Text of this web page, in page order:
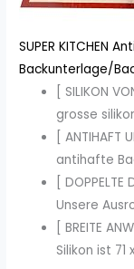
SUPER KITCHEN
Backunterlage/
[ SILIKON
grosse
[ ANTIHAFT
antihafte
[
Unsere
[ BREITE
Silikon ist 71